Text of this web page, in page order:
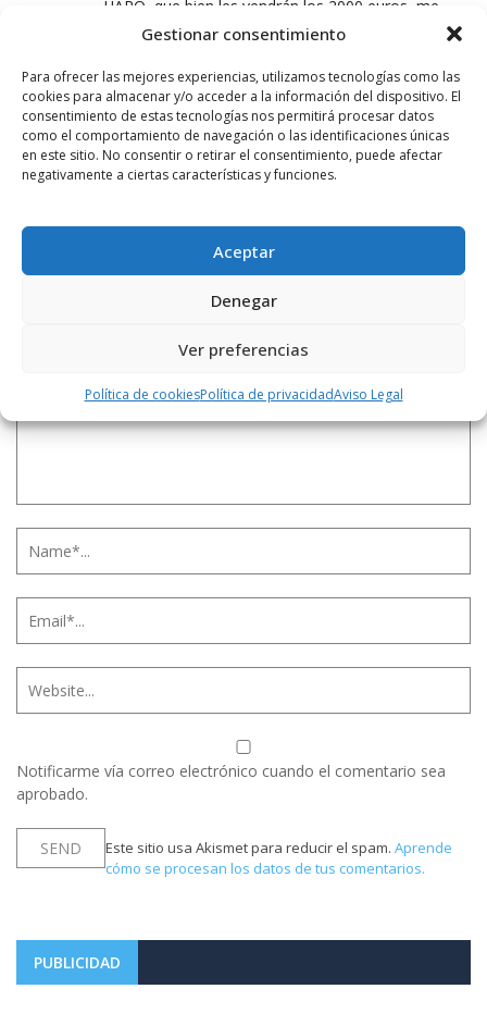
Gestionar consentimiento
Para ofrecer las mejores experiencias, utilizamos tecnologías como las
cookies para almacenar y/o acceder a la información del dispositivo. El
consentimiento de estas tecnologías nos permitirá procesar datos
como el comportamiento de navegación o las identificaciones únicas
en este sitio. No consentir o retirar el consentimiento, puede afectar
negativamente a ciertas características y funciones.
Aceptar
Denegar
Ver preferencias
Política de cookiesPolítica de privacidadAviso Legal
HARO, que bien les vendrán los 2000 euros, me
alegro!!!!!
CIUDADANO
8 MAYO, 2014 AT 00:32
Las pitufas¡¡¡¡¡¡¡¡¡¡¡¡¡ ahora a nivel nacional vamos
chicas que se puede
Notificarme vía correo electrónico cuando el comentario sea
aprobado.
Este sitio usa Akismet para reducir el spam. Aprende
cómo se procesan los datos de tus comentarios.
PUBLICIDAD